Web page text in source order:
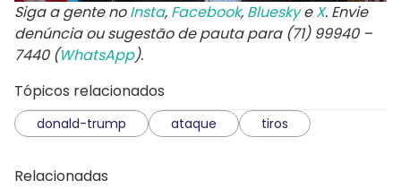
Siga a gente noInsta, Facebook, BlueskyeX. Envie
denúncia ou sugestão de pauta para (71) 99940 –
7440 (WhatsApp).
Tópicos relacionados
donald-trump ataque tiros
Relacionadas